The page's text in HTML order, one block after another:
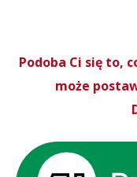
Podoba Ci się to,
może